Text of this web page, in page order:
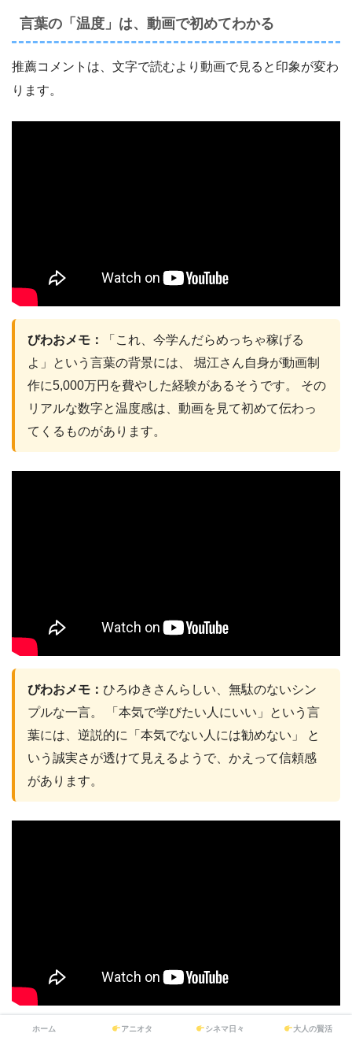
言葉の「温度」は、動画で初めてわかる
推薦コメントは、文字で読むより動画で見ると印象が変わ
ります。
びわおメモ：
「これ、今学んだらめっちゃ稼げる
よ」という言葉の背景には、 堀江さん自身が動画制
作に5,000万円を費やした経験があるそうです。 その
リアルな数字と温度感は、動画を見て初めて伝わっ
てくるものがあります。
びわおメモ： ひろゆきさんらしい、無駄のないシン
プルな一言。 「本気で学びたい人にいい」という言
葉には、逆説的に「本気でない人には勧めない」 と
いう誠実さが透けて見えるようで、かえって信頼感
があります。
ホーム アニオタ シネマ日々 大人の賢活